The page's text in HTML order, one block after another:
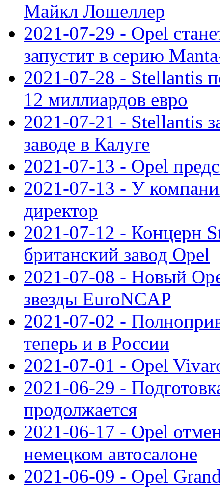
Майкл Лошеллер
2021-07-29 - Opel
запустит в серию
2021-07-28 - Stellantis
12 миллиардов евро
2021-07-21 - Stellantis
заводе в Калуге
2021-07-13 - Opel
2021-07-13 - У
директор
2021-07-12 - Концерн
британский завод Opel
2021-07-08 - Новый
звезды EuroNCAP
2021-07-02 -
теперь и в России
2021-07-01 - Opel
2021-06-29 -
продолжается
2021-06-17 - Opel
немецком автосалоне
2021-06-09 - Opel